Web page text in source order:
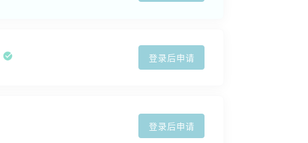
登录后申请
登录后申请